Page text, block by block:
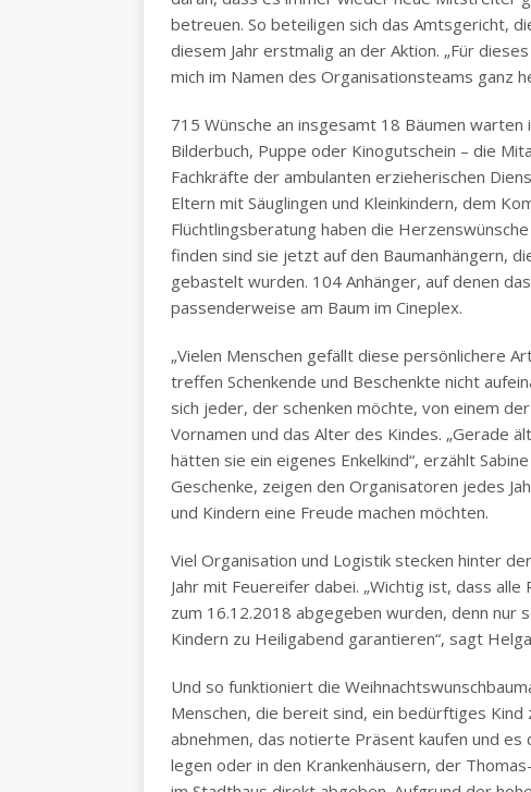
betreuen. So beteiligen sich das Amtsgericht,
diesem Jahr erstmalig an der Aktion. „Für
mich im Namen des Organisationsteams ganz
715 Wünsche an insgesamt 18 Bäumen
Bilderbuch, Puppe oder Kinogutschein – die
Fachkräfte der ambulanten erzieherischen
Eltern mit Säuglingen und Kleinkindern, dem
Flüchtlingsberatung haben die
finden sind sie jetzt auf den Baumanhängern,
gebastelt wurden. 104 Anhänger, auf denen
passenderweise am Baum im Cineplex.
„Vielen Menschen gefällt diese persönlichere
treffen Schenkende und Beschenkte nicht
sich jeder, der schenken möchte, von einem
Vornamen und das Alter des Kindes. „Gerade
hätten sie ein eigenes Enkelkind“, erzählt
Geschenke, zeigen den Organisatoren jedes
und Kindern eine Freude machen möchten.
Viel Organisation und Logistik stecken hinter
Jahr mit Feuereifer dabei. „Wichtig ist, dass
zum 16.12.2018 abgegeben wurden, denn nur
Kindern zu Heiligabend garantieren“, sagt
Und so funktioniert die
Menschen, die bereit sind, ein bedürftiges Kind
abnehmen, das notierte Präsent kaufen und es
legen oder in den Krankenhäusern, der